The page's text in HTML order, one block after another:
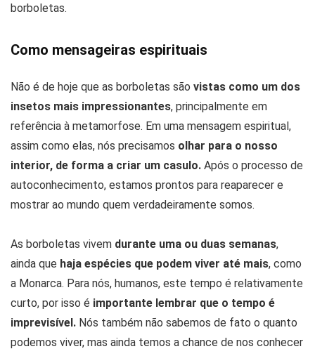
borboletas.
Como mensageiras espirituais
Não é de hoje que as borboletas são vistas como um dos
insetos mais impressionantes, principalmente em
referência à metamorfose. Em uma mensagem espiritual,
assim como elas, nós precisamos olhar para o nosso
interior, de forma a criar um casulo. Após o processo de
autoconhecimento, estamos prontos para reaparecer e
mostrar ao mundo quem verdadeiramente somos.
As borboletas vivem durante uma ou duas semanas,
ainda que haja espécies que podem viver até mais, como
a Monarca. Para nós, humanos, este tempo é relativamente
curto, por isso é importante lembrar que o tempo é
imprevisível. Nós também não sabemos de fato o quanto
podemos viver, mas ainda temos a chance de nos conhecer